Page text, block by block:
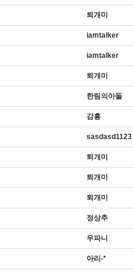
퇴개미
iamtalker
iamtalker
퇴개미
한림의아들
감흥
sasdasd1123
퇴개미
퇴개미
퇴개미
정상추
우파니
아리-*